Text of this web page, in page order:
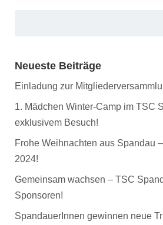
Neueste Beiträge
Einladung zur
1. Mädchen Winter-Camp im TSC
exklusivem Besuch!
Frohe Weihnachten aus Spandau
2024!
Gemeinsam wachsen – TSC
Sponsoren!
SpandauerInnen gewinnen neue